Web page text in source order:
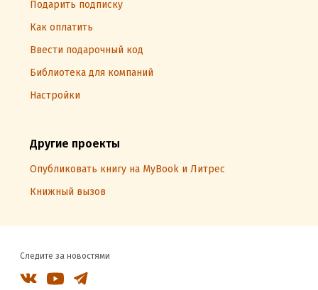
Подарить подписку
Как оплатить
Ввести подарочный код
Библиотека для компаний
Настройки
Другие проекты
Опубликовать книгу на MyBook и Литрес
Книжный вызов
Следите за новостями